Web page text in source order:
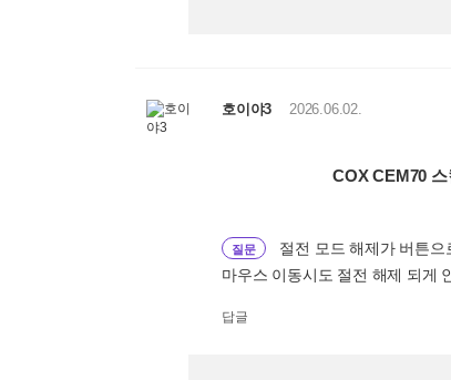
호이야3 2026.06.02.
COX CEM70
질문
절전 모드 해제가 버튼으
마우스 이동시도 절전 해제 되게
답글